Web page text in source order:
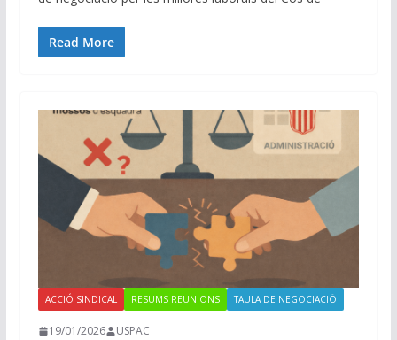
Read More
ACCIÓ SINDICAL RESUMS REUNIONS TAULA DE NEGOCIACIÖ
19/01/2026 USPAC